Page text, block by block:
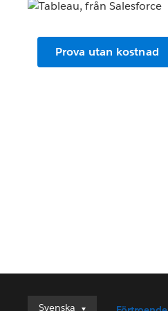
Prova utan kostnad
Svenska
Svenska